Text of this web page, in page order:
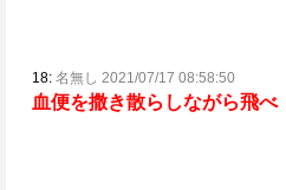
18: 名無し 2021/07/17 08:58:50
血便を撒き散らしながら飛べ